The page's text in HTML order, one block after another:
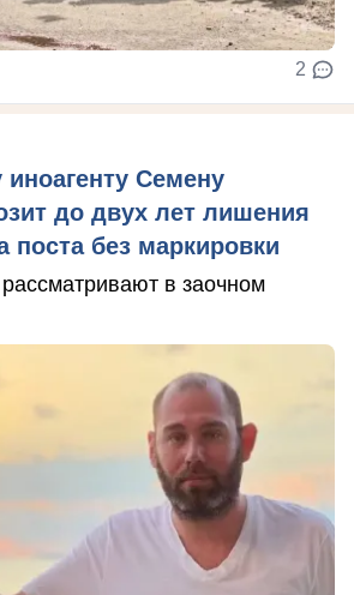
2
иноагенту Семену
до двух лет лишения
поста без маркировки
в заочном